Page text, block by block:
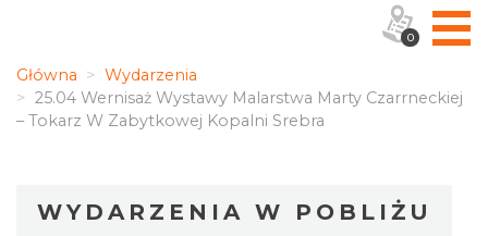
Główna
Wydarzenia
25.04 Wernisaż Wystawy Malarstwa Marty Czarrneckiej
– Tokarz W Zabytkowej Kopalni Srebra
WYDARZENIA W POBLIŻU
0